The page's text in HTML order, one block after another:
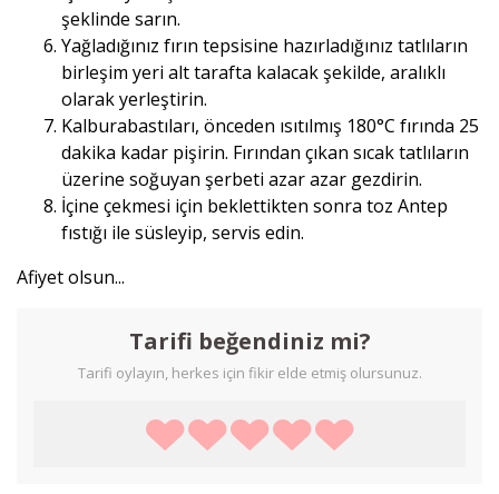
şeklinde sarın.
Yağladığınız fırın tepsisine hazırladığınız tatlıların
birleşim yeri alt tarafta kalacak şekilde, aralıklı
olarak yerleştirin.
Kalburabastıları, önceden ısıtılmış 180°C fırında 25
dakika kadar pişirin. Fırından çıkan sıcak tatlıların
üzerine soğuyan şerbeti azar azar gezdirin.
İçine çekmesi için beklettikten sonra toz Antep
fıstığı ile süsleyip, servis edin.
Afiyet olsun...
Tarifi beğendiniz mi?
Tarifi oylayın, herkes için fikir elde etmiş olursunuz.